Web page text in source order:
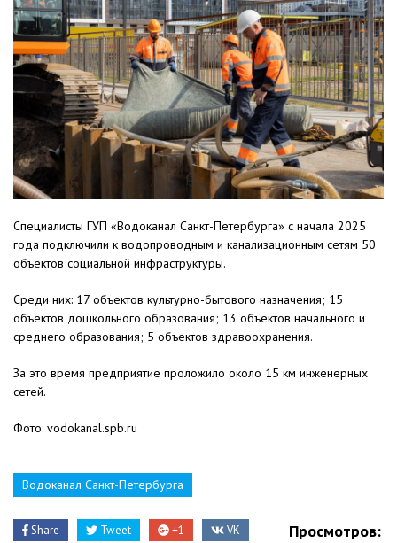
Специалисты ГУП «Водоканал Санкт-Петербурга» с начала 2025
года подключили к водопроводным и канализационным сетям 50
объектов социальной инфраструктуры.
Среди них: 17 объектов культурно-бытового назначения; 15
объектов дошкольного образования; 13 объектов начального и
среднего образования; 5 объектов здравоохранения.
За это время предприятие проложило около 15 км инженерных
сетей.
Фото: vodokanal.spb.ru
Водоканал Санкт-Петербурга
Share Tweet +1 VK
Просмотров: